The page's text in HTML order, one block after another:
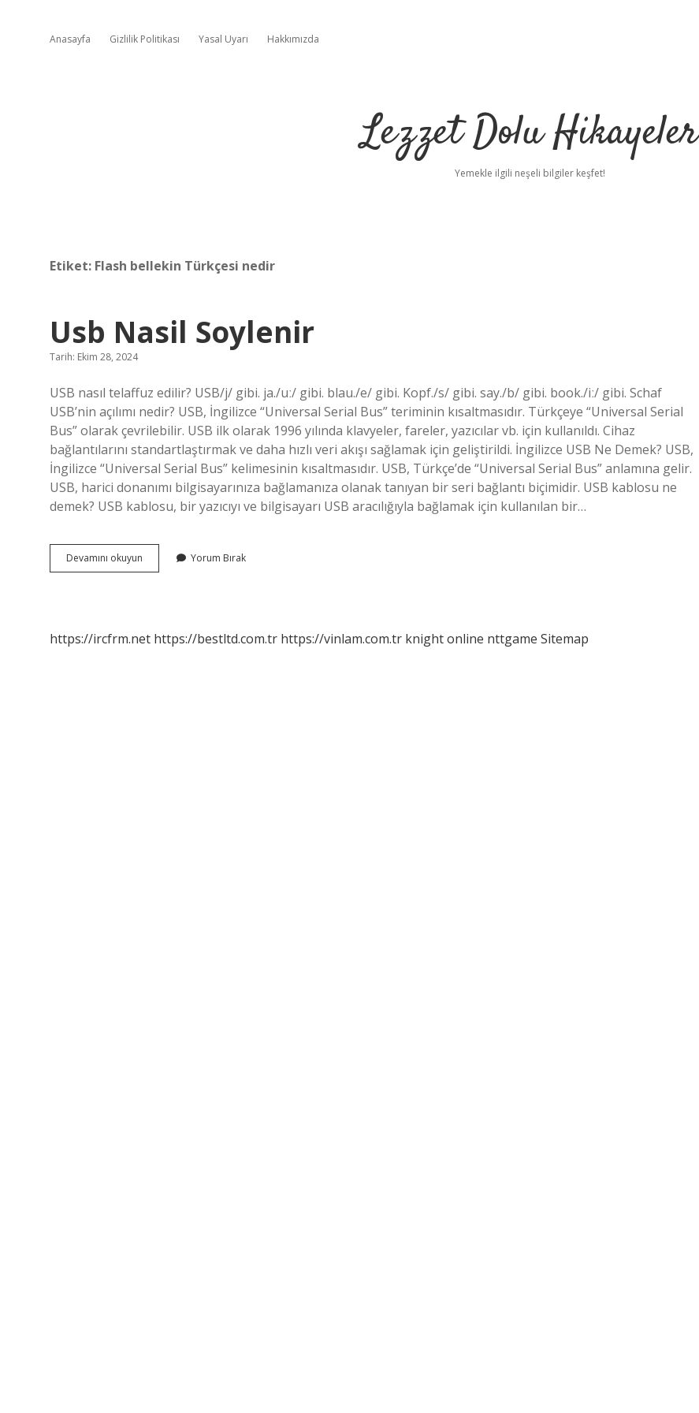
Anasayfa Gizlilik Politikası Yasal Uyarı Hakkımızda
Lezzet Dolu Hikayeler
Yemekle ilgili neşeli bilgiler keşfet!
Etiket: Flash bellekin Türkçesi nedir
Usb Nasil Soylenir
Tarih: Ekim 28, 2024
USB nasıl telaffuz edilir? USB/j/ gibi. ja./uː/ gibi. blau./e/ gibi. Kopf./s/ gibi. say./b/ gibi. book./iː/ gibi. Schaf
USB’nin açılımı nedir? USB, İngilizce “Universal Serial Bus” teriminin kısaltmasıdır. Türkçeye “Universal Serial
Bus” olarak çevrilebilir. USB ilk olarak 1996 yılında klavyeler, fareler, yazıcılar vb. için kullanıldı. Cihaz
bağlantılarını standartlaştırmak ve daha hızlı veri akışı sağlamak için geliştirildi. İngilizce USB Ne Demek? USB,
İngilizce “Universal Serial Bus” kelimesinin kısaltmasıdır. USB, Türkçe’de “Universal Serial Bus” anlamına gelir.
USB, harici donanımı bilgisayarınıza bağlamanıza olanak tanıyan bir seri bağlantı biçimidir. USB kablosu ne
demek? USB kablosu, bir yazıcıyı ve bilgisayarı USB aracılığıyla bağlamak için kullanılan bir…
Devamını okuyun
Nasil
Yorum Bırak
https://ircfrm.net https://bestltd.com.tr https://vinlam.com.tr knight online nttgame Sitemap